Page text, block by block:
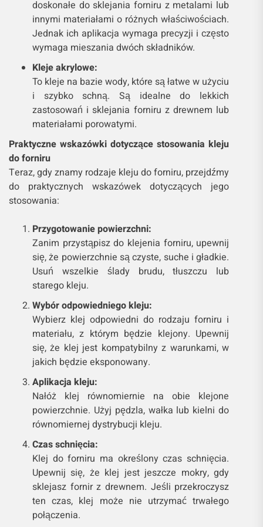
doskonałe do sklejania forniru z metalami lub
innymi materiałami o różnych właściwościach.
Jednak ich aplikacja wymaga precyzji i często
wymaga mieszania dwóch składników.
Kleje akrylowe:
To kleje na bazie wody, które są łatwe w użyciu
i szybko schną. Są idealne do lekkich
zastosowań i sklejania forniru z drewnem lub
materiałami porowatymi.
Praktyczne wskazówki dotyczące stosowania kleju
do forniru
Teraz, gdy znamy rodzaje kleju do forniru, przejdźmy
do praktycznych wskazówek dotyczących jego
stosowania:
Przygotowanie powierzchni:
Zanim przystąpisz do klejenia forniru, upewnij
się, że powierzchnie są czyste, suche i gładkie.
Usuń wszelkie ślady brudu, tłuszczu lub
starego kleju.
Wybór odpowiedniego kleju:
Wybierz klej odpowiedni do rodzaju forniru i
materiału, z którym będzie klejony. Upewnij
się, że klej jest kompatybilny z warunkami, w
jakich będzie eksponowany.
Aplikacja kleju:
Nałóż klej równomiernie na obie klejone
powierzchnie. Użyj pędzla, wałka lub kielni do
równomiernej dystrybucji kleju.
Czas schnięcia:
Klej do forniru ma określony czas schnięcia.
Upewnij się, że klej jest jeszcze mokry, gdy
sklejasz fornir z drewnem. Jeśli przekroczysz
ten czas, klej może nie utrzymać trwałego
połączenia.